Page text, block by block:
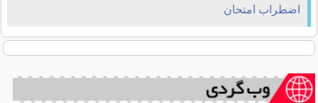
اضطراب امتحان